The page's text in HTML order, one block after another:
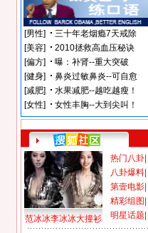
范冰冰李冰冰大撞衫
热门八卦
八卦爆料
第壹电影
精彩组图
明星话题